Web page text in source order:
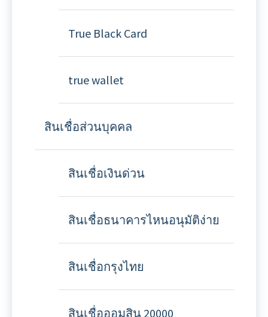
True Black Card
true wallet
สินเชื่อส่วนบุคคล
สินเชื่อเงินด่วน
สินเชื่อธนาคารไหนอนุมัติง่าย
สินเชื่อกรุงไทย
สินเชื่อออมสิน 20000